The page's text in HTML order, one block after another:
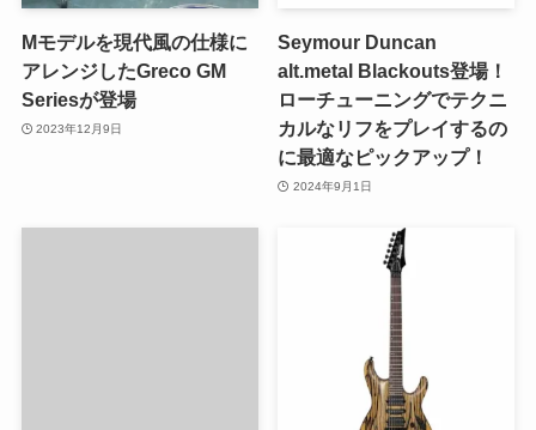
Mモデルを現代風の仕様に
アレンジしたGreco GM
Seriesが登場
2023年12月9日
Seymour Duncan
alt.metal Blackouts登場！
ローチューニングでテクニ
カルなリフをプレイするの
に最適なピックアップ！
2024年9月1日